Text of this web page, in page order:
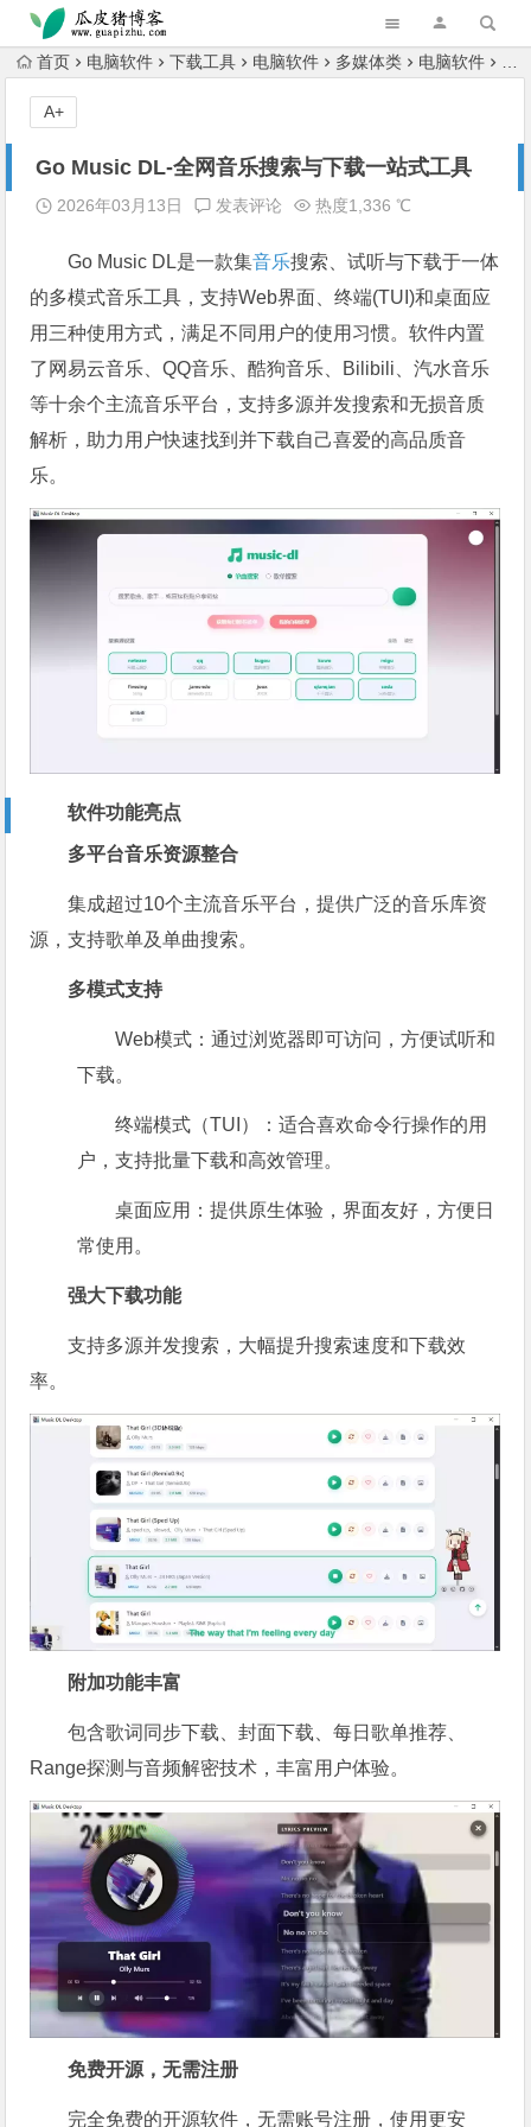
跳转到主内容
首页 电脑软件 下载工具 电脑软件 多媒体类 电脑软件
Go Music DL-全网音乐搜索与下载一站式工具
2026年03月13日 发表评论 热度1,336 ℃
Go Music DL是一款集音乐搜索、试听与下载于一体
的多模式音乐工具，支持Web界面、终端(TUI)和桌面应
用三种使用方式，满足不同用户的使用习惯。软件内置
了网易云音乐、QQ音乐、酷狗音乐、Bilibili、汽水音乐
等十余个主流音乐平台，支持多源并发搜索和无损音质
解析，助力用户快速找到并下载自己喜爱的高品质音
乐。
软件功能亮点
多平台音乐资源整合
集成超过10个主流音乐平台，提供广泛的音乐库资
源，支持歌单及单曲搜索。
多模式支持
Web模式：通过浏览器即可访问，方便试听和
下载。
终端模式（TUI）：适合喜欢命令行操作的用
户，支持批量下载和高效管理。
桌面应用：提供原生体验，界面友好，方便日
常使用。
强大下载功能
支持多源并发搜索，大幅提升搜索速度和下载效
率。
附加功能丰富
包含歌词同步下载、封面下载、每日歌单推荐、
Range探测与音频解密技术，丰富用户体验。
免费开源，无需注册
完全免费的开源软件，无需账号注册，使用更安
A+